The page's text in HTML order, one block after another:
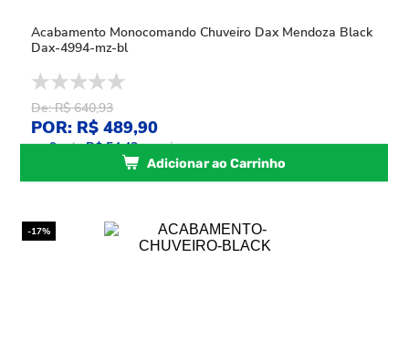
Acabamento Monocomando Chuveiro Dax Mendoza Black
Dax-4994-mz-bl
De: R$ 640,93
POR: R$ 489,90
ou9xdeR$ 54,43sem juros
Adicionar ao Carrinho
-17%